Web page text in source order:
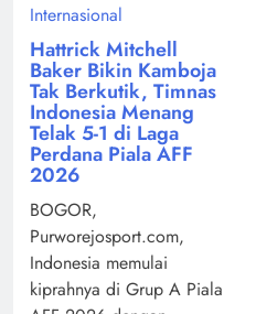
Internasional
Hattrick Mitchell
Baker Bikin Kamboja
Tak Berkutik, Timnas
Indonesia Menang
Telak 5-1 di Laga
Perdana Piala AFF
2026
BOGOR,
Purworejosport.com,
Indonesia memulai
kiprahnya di Grup A Piala